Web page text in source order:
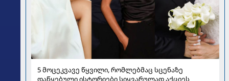
5 მოცეკვავე წყვილი, რომლებმაც სცენაზე